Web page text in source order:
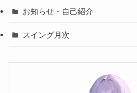
お知らせ・自己紹介
スイング月次